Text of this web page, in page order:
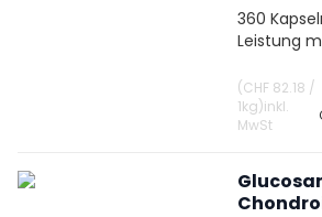
360
Leistung
(CHF 82.18 /
1kg)inkl.
MwSt